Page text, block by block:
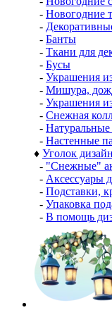
- Новогодние
-
- Банты
- Ткани для
- Бусы
- Украшения
- Мишура,
- Украшения
- Снежная
- Натуральные
- Настенные
♦ Уголок
- "Снежные"
- Аксессуары
- Подставки,
- Упаковка
- В помощь